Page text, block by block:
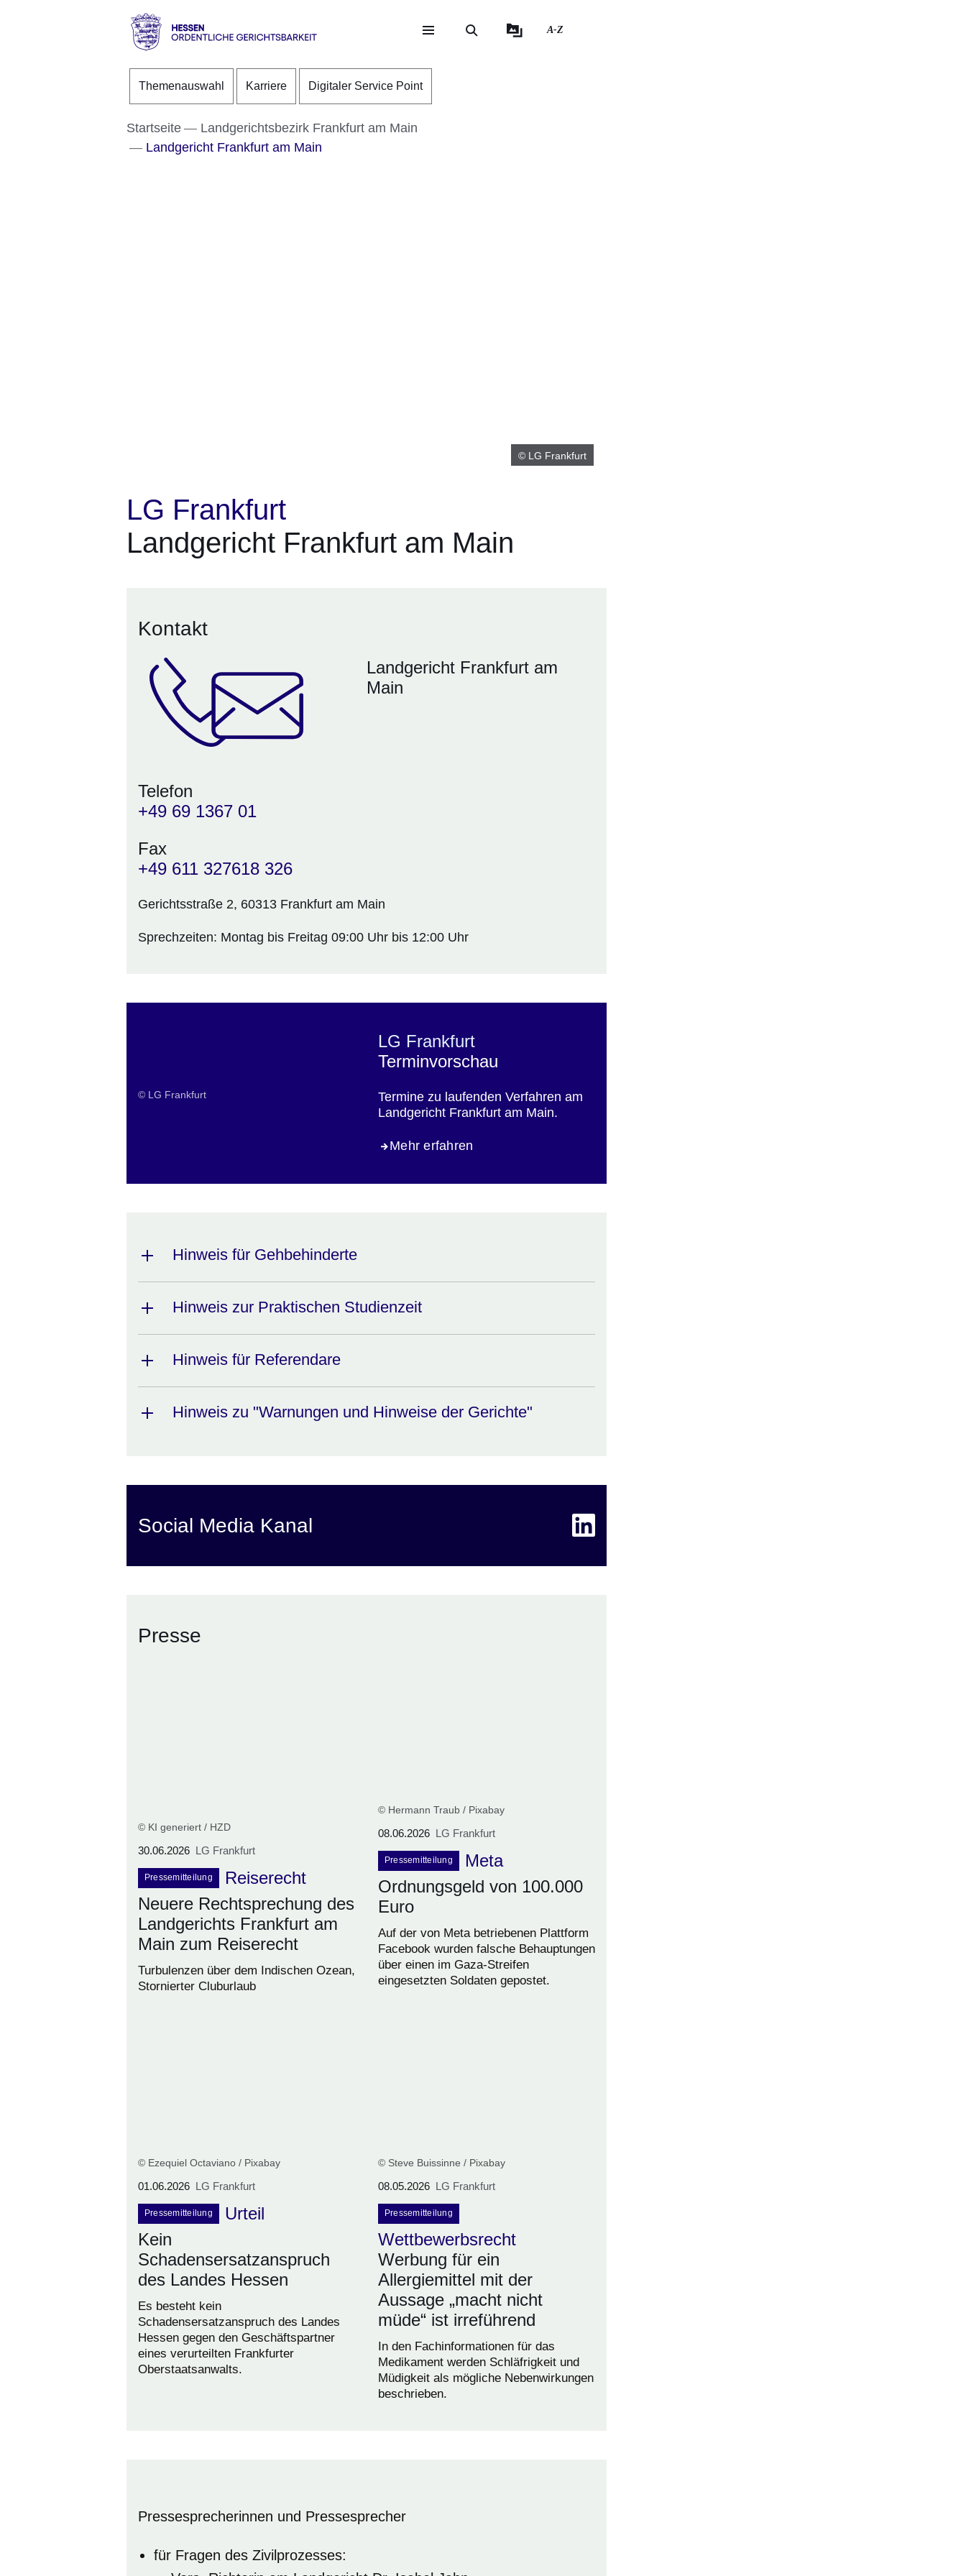
Direkt zum Kopf der Seite
Direkt zum Inhalt
Direkt zum Fuß der Seite
Ordentliche
A-Z
Themenauswahl Karriere Digitaler Service Point
Startseite
Landgerichtsbezirk Frankfurt am Main
Landgericht Frankfurt am Main
© LG Frankfurt
LG Frankfurt
Landgericht Frankfurt am Main
Kontakt
Landgericht Frankfurt am
Main
Telefon
+49 69 1367 01
Fax
+49 611 327618 326
Gerichtsstraße 2, 60313 Frankfurt am Main
Sprechzeiten: Montag bis Freitag 09:00 Uhr bis 12:00 Uhr
© LG Frankfurt
LG Frankfurt
Terminvorschau
Termine zu laufenden Verfahren am
Landgericht Frankfurt am Main.
Mehr erfahren
Hinweis für Gehbehinderte
Hinweis zur Praktischen Studienzeit
Hinweis für Referendare
Hinweis zu "Warnungen und Hinweise der Gerichte"
Social Media Kanal Link zu LinkedIn
Öffnet sich in einem neuen Fenster
Presse
© KI generiert / HZD
30.06.2026 LG Frankfurt
Pressemitteilung
Reiserecht
Neuere Rechtsprechung des
Landgerichts Frankfurt am
Main zum Reiserecht
Turbulenzen über dem Indischen Ozean,
Stornierter Cluburlaub
© Hermann Traub / Pixabay
08.06.2026 LG Frankfurt
Pressemitteilung
Meta
Ordnungsgeld von 100.000
Euro
Auf der von Meta betriebenen Plattform
Facebook wurden falsche Behauptungen
über einen im Gaza-Streifen
eingesetzten Soldaten gepostet.
© Ezequiel Octaviano / Pixabay
01.06.2026 LG Frankfurt
Pressemitteilung
Urteil
Kein
Schadensersatzanspruch
des Landes Hessen
Es besteht kein
Schadensersatzanspruch des Landes
Hessen gegen den Geschäftspartner
eines verurteilten Frankfurter
Oberstaatsanwalts.
© Steve Buissinne / Pixabay
08.05.2026 LG Frankfurt
Pressemitteilung
Wettbewerbsrecht
Werbung für ein
Allergiemittel mit der
Aussage „macht nicht
müde“ ist irreführend
In den Fachinformationen für das
Medikament werden Schläfrigkeit und
Müdigkeit als mögliche Nebenwirkungen
beschrieben.
Pressesprecherinnen und Pressesprecher
für Fragen des Zivilprozesses: